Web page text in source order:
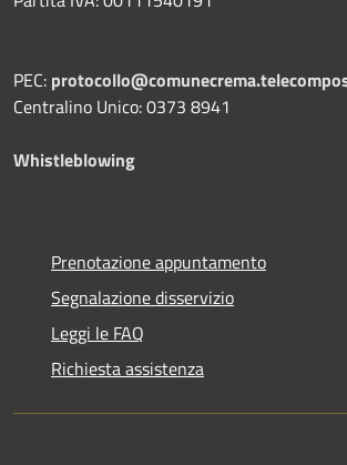
PEC:
Centralino Unico: 0373 8941
Whistleblowing
Prenotazione appuntamento
Segnalazione disservizio
Leggi le FAQ
Richiesta assistenza